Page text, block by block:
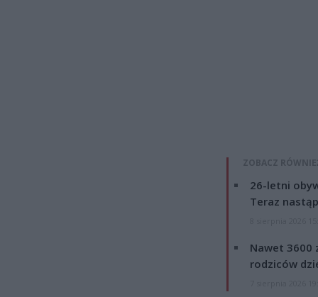
ZOBACZ
26-letni
Teraz
Nawet 3600
rodziców